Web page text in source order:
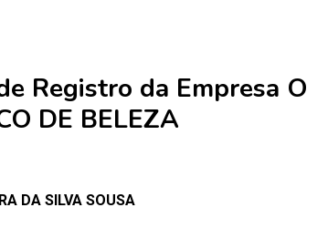
Registro da Empresa O
DE BELEZA
DA SILVA SOUSA